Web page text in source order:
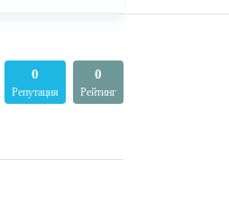
0
Репутация
0
Рейтинг